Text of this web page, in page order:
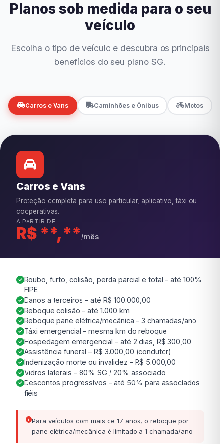
Planos sob medida para o seu
veículo
Escolha o tipo de veículo e descubra os principais
benefícios do seu plano SG.
Carros e Vans Caminhões e Ônibus Motos
Carros e Vans
Proteção completa para uso particular, aplicativo, táxi ou
cooperativas.
A PARTIR DE
R$ **,** /mês
Roubo, furto, colisão, perda parcial e total – até 100%
FIPE
Danos a terceiros – até R$ 100.000,00
Reboque colisão – até 1.000 km
Reboque pane elétrica/mecânica – 3 chamadas/ano
Táxi emergencial – mesma km do reboque
Hospedagem emergencial – até 2 dias, R$ 300,00
Assistência funeral – R$ 3.000,00 (condutor)
Indenização morte ou invalidez – R$ 5.000,00
Vidros laterais – 80% SG / 20% associado
Descontos progressivos – até 50% para associados
fiéis
Para veículos com mais de 17 anos, o reboque por
pane elétrica/mecânica é limitado a 1 chamada/ano.